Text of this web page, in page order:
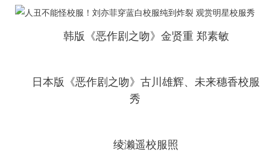
新华电视中文 新华电视英文 返回PC
韩版《恶作剧之吻》金贤重 郑素敏
日本版《恶作剧之吻》古川雄辉、未来穗香校服
秀
绫濑遥校服照